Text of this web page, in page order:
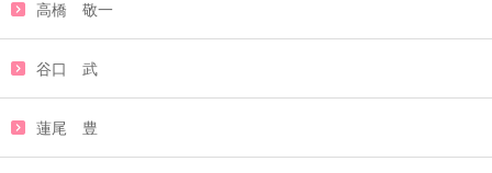
高橋 敬一
谷口 武
蓮尾 豊